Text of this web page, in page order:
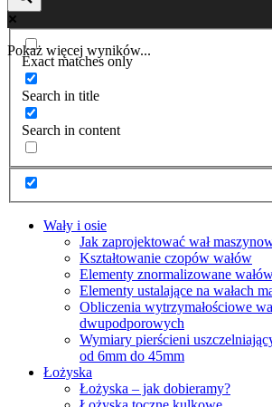
Pokaż więcej wyników...
Exact matches only
Search in title
Search in content
Wały i osie
Jak zaprojektować wał
Kształtowanie czopów wałów
Elementy znormalizowane
Elementy ustalające na wałach
Obliczenia wytrzymałościowe
dwupodporowych
Wymiary pierścieni
od 6mm do 45mm
Łożyska
Łożyska – jak dobieramy?